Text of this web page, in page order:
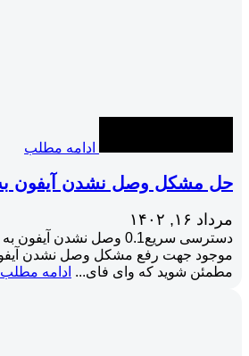
ادامه مطلب
حل مشکل وصل نشدن آیفون
مرداد ۱۶, ۱۴۰۲
مطمئن شوید که وای فای... ادامه مطلب